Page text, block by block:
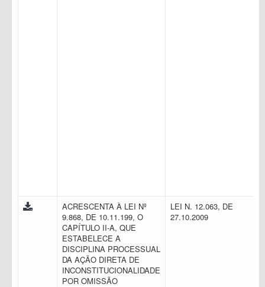
ACRESCENTA À LEI Nº
9.868, DE 10.11.199, O
CAPÍTULO II-A, QUE
ESTABELECE A
DISCIPLINA PROCESSUAL
DA AÇÃO DIRETA DE
INCONSTITUCIONALIDADE
POR OMISSÃO
LEI N. 12.063, DE
27.10.2009